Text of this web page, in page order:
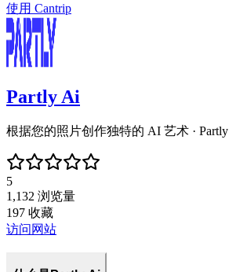
使用 Cantrip
Partly Ai
根据您的照片创作独特的 AI 艺术 · Partly
5
1,132 浏览量
197 收藏
访问网站